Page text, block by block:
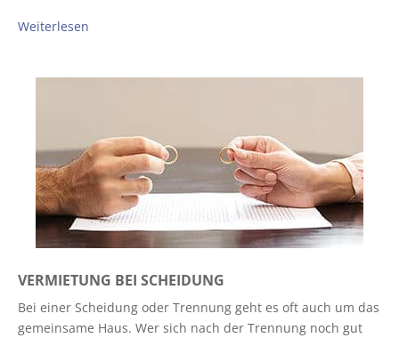
Weiterlesen
VERMIETUNG BEI SCHEIDUNG
Bei einer Scheidung oder Trennung geht es oft auch um das
gemeinsame Haus. Wer sich nach der Trennung noch gut